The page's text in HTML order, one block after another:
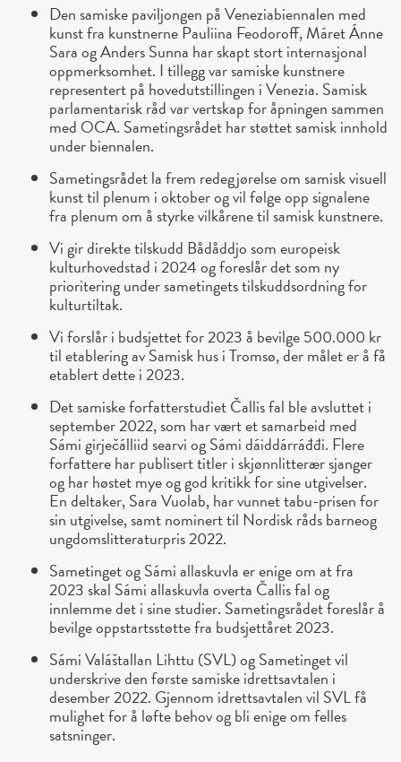
Den samiske paviljongen på Veneziabiennalen med
kunst fra kunstnerne Pauliina Feodoroff, Máret Ánne
Sara og Anders Sunna har skapt stort internasjonal
oppmerksomhet. I tillegg var samiske kunstnere
representert på hovedutstillingen i Venezia. Samisk
parlamentarisk råd var vertskap for åpningen sammen
med OCA. Sametingsrådet har støttet samisk innhold
under biennalen.
Sametingsrådet la frem redegjørelse om samisk visuell
kunst til plenum i oktober og vil følge opp signalene
fra plenum om å styrke vilkårene til samisk kunstnere.
Vi gir direkte tilskudd Bådåddjo som europeisk
kulturhovedstad i 2024 og foreslår det som ny
prioritering under sametingets tilskuddsordning for
kulturtiltak.
Vi forslår i budsjettet for 2023 å bevilge 500.000 kr
til etablering av Samisk hus i Tromsø, der målet er å få
etablert dette i 2023.
Det samiske forfatterstudiet Čallis fal ble avsluttet i
september 2022, som har vært et samarbeid med
Sámi girječálliid searvi og Sámi dáiddárráđđi. Flere
forfattere har publisert titler i skjønnlitterær sjanger
og har høstet mye og god kritikk for sine utgivelser.
En deltaker, Sara Vuolab, har vunnet tabu-prisen for
sin utgivelse, samt nominert til Nordisk råds barneog
ungdomslitteraturpris 2022.
Sametinget og Sámi allaskuvla er enige om at fra
2023 skal Sámi allaskuvla overta Čallis fal og
innlemme det i sine studier. Sametingsrådet foreslår å
bevilge oppstartsstøtte fra budsjettåret 2023.
Sámi Valáštallan Lihttu (SVL) og Sametinget vil
underskrive den første samiske idrettsavtalen i
desember 2022. Gjennom idrettsavtalen vil SVL få
mulighet for å løfte behov og bli enige om felles
satsninger.